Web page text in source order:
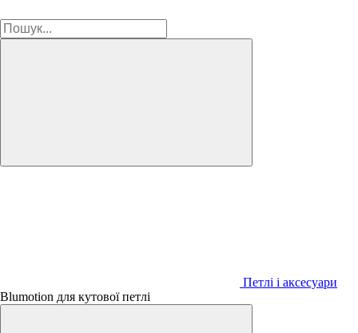
Петлі і аксесуари
Blumotion для кутової петлі